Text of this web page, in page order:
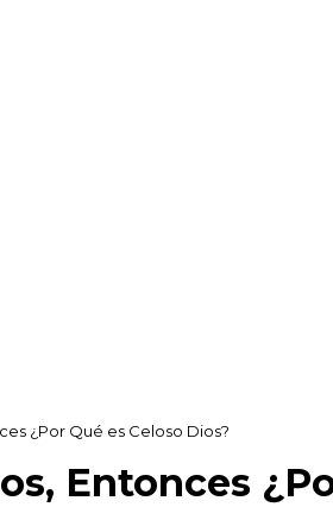
¿Por Qué es Celoso Dios?
Entonces